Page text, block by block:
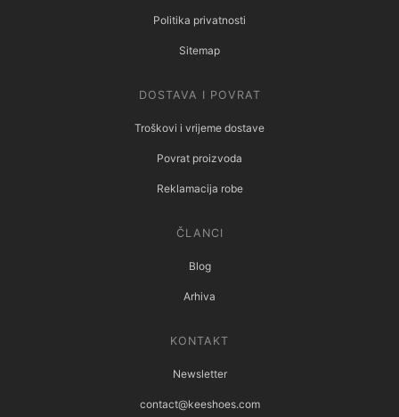
Politika privatnosti
Sitemap
DOSTAVA I POVRAT
Troškovi i vrijeme dostave
Povrat proizvoda
Reklamacija robe
ČLANCI
Blog
Arhiva
KONTAKT
Newsletter
contact@keeshoes.com